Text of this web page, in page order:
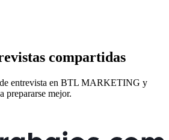
compartidas
entrevista en BTL MARKETING y
prepararse mejor.